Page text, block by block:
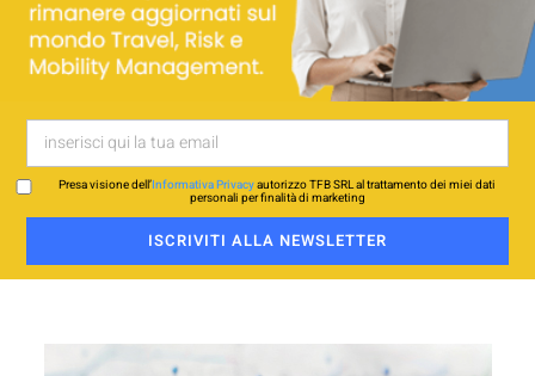
Presa visione dell’Informativa Privacyautorizzo TFB SRL al trattamento dei miei dati
personali per finalità di marketing
ISCRIVITI ALLA NEWSLETTER